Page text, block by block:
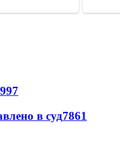
в суд7861